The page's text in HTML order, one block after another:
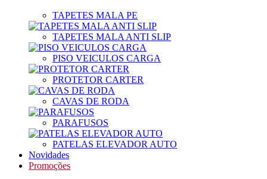
TAPETES MALA PE
TAPETES MALA ANTI SLIP
PISO VEICULOS CARGA
PROTETOR CARTER
CAVAS DE RODA
PARAFUSOS
PATELAS ELEVADOR AUTO
Novidades
Promoções